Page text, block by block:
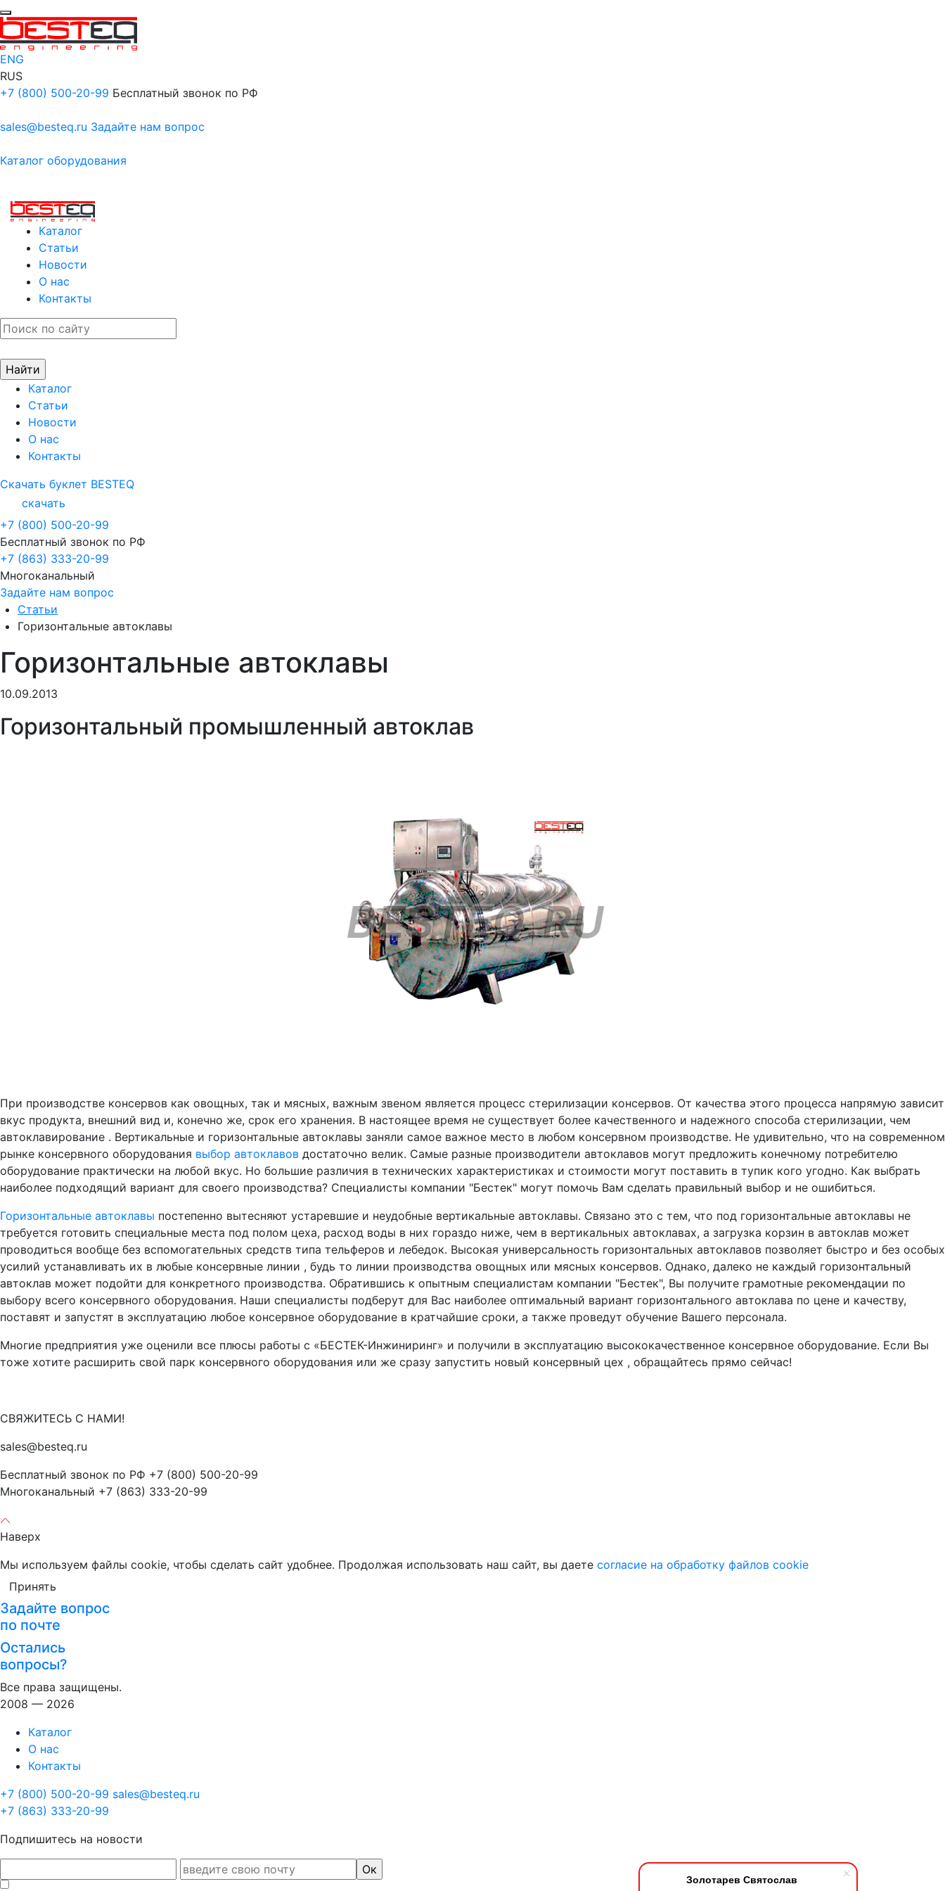
Золотарев Святослав
ENG
RUS
+7 (800) 500-20-99 Бесплатный звонок по РФ
sales@besteq.ru Задайте нам вопрос
Каталог оборудования
Каталог
Статьи
Новости
О нас
Контакты
Каталог
Статьи
Новости
О нас
Контакты
Скачать буклет BESTEQ
скачать
+7 (800) 500-20-99
Бесплатный звонок по РФ
+7 (863) 333-20-99
Многоканальный
Задайте нам вопрос
Статьи
Горизонтальные автоклавы
Горизонтальные автоклавы
10.09.2013
Горизонтальный промышленный автоклав
При производстве консервов как овощных, так и мясных, важным звеном является процесс стерилизации консервов. От качества этого процесса напрямую зависит
вкус продукта, внешний вид и, конечно же, срок его хранения. В настоящее время не существует более качественного и надежного способа стерилизации, чем
автоклавирование . Вертикальные и горизонтальные автоклавы заняли самое важное место в любом консервном производстве. Не удивительно, что на современном
рынке консервного оборудования выбор автоклавов достаточно велик. Самые разные производители автоклавов могут предложить конечному потребителю
оборудование практически на любой вкус. Но большие различия в технических характеристиках и стоимости могут поставить в тупик кого угодно. Как выбрать
наиболее подходящий вариант для своего производства? Специалисты компании "Бестек" могут помочь Вам сделать правильный выбор и не ошибиться.
Горизонтальные автоклавы постепенно вытесняют устаревшие и неудобные вертикальные автоклавы. Связано это с тем, что под горизонтальные автоклавы не
требуется готовить специальные места под полом цеха, расход воды в них гораздо ниже, чем в вертикальных автоклавах, а загрузка корзин в автоклав может
проводиться вообще без вспомогательных средств типа тельферов и лебедок. Высокая универсальность горизонтальных автоклавов позволяет быстро и без особых
усилий устанавливать их в любые консервные линии , будь то линии производства овощных или мясных консервов. Однако, далеко не каждый горизонтальный
автоклав может подойти для конкретного производства. Обратившись к опытным специалистам компании "Бестек", Вы получите грамотные рекомендации по
выбору всего консервного оборудования. Наши специалисты подберут для Вас наиболее оптимальный вариант горизонтального автоклава по цене и качеству,
поставят и запустят в эксплуатацию любое консервное оборудование в кратчайшие сроки, а также проведут обучение Вашего персонала.
Многие предприятия уже оценили все плюсы работы с «БЕСТЕК-Инжиниринг» и получили в эксплуатацию высококачественное консервное оборудование. Если Вы
тоже хотите расширить свой парк консервного оборудования или же сразу запустить новый консервный цех , обращайтесь прямо сейчас!
СВЯЖИТЕСЬ С НАМИ!
sales@besteq.ru
Бесплатный звонок по РФ +7 (800) 500-20-99
Многоканальный +7 (863) 333-20-99
Наверх
Мы используем файлы cookie, чтобы сделать сайт удобнее. Продолжая использовать наш сайт, вы даете согласие на обработку файлов cookie
Принять
Задайте вопрос
по почте
Остались
вопросы?
Все права защищены.
2008 — 2026
Каталог
О нас
Контакты
+7 (800) 500-20-99 sales@besteq.ru
+7 (863) 333-20-99
Подпишитесь на новости